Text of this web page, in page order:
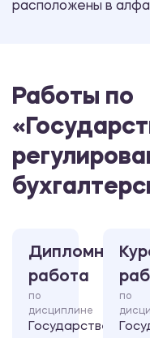
расположены в
Работы по
Дипломная
работа
по
дисциплине
Государственное
по